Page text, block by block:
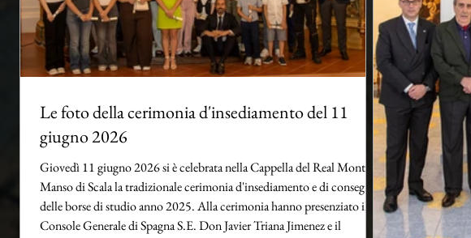
Le foto della cerimonia d'insediamento del 11
giugno 2026
Giovedì 11 giugno 2026 si è celebrata nella Cappella del Real Monte
Manso di Scala la tradizionale cerimonia d'insediamento e di consegna
delle borse di studio anno 2025. Alla cerimonia hanno presenziato il
Console Generale di Spagna S.E. Don Javier Triana Jimenez e il